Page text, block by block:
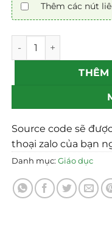
Thêm các nút
Mẫu theme Website
Source code sẽ
thoại zalo của bạn
Danh mục:Giáo dục